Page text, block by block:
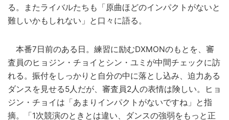
る。またライバルたちも「原曲ほどのインパクトがないと
難しいかもしれない」と口々に語る。
本番7日前のある日。練習に励むDXMONのもとを、審
査員のヒョジン・チョイとシン・ユミが中間チェックに訪
れる。振付をしっかりと自分の中に落とし込み、迫力ある
ダンスを見せる5人だが、審査員2人の表情は険しい。ヒョ
ジン・チョイは「あまりインパクトがないですね」と指
摘。「1次競演のときとは違い、ダンスの強弱をもっと正